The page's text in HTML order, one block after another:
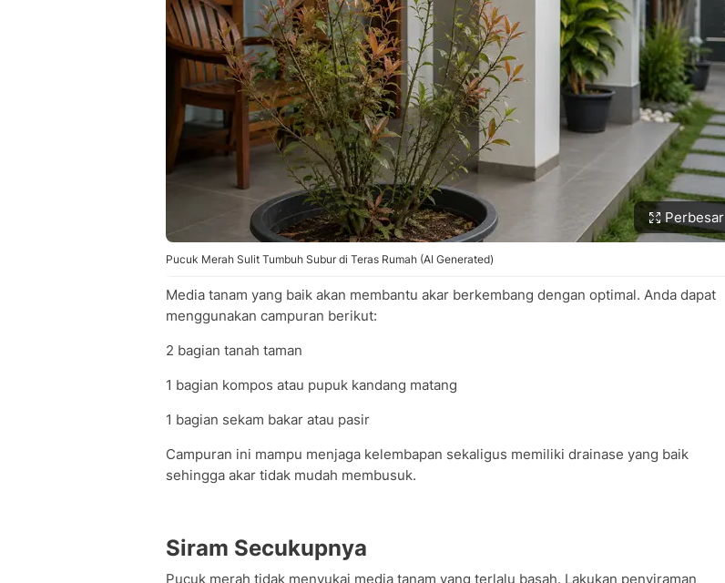
Perbesar
Pucuk Merah Sulit Tumbuh Subur di Teras Rumah (AI Generated)
Media tanam yang baik akan membantu akar berkembang dengan optimal. Anda dapat
menggunakan campuran berikut:
2 bagian tanah taman
1 bagian kompos atau pupuk kandang matang
1 bagian sekam bakar atau pasir
Campuran ini mampu menjaga kelembapan sekaligus memiliki drainase yang baik
sehingga akar tidak mudah membusuk.
Siram Secukupnya
Pucuk merah tidak menyukai media tanam yang terlalu basah. Lakukan penyiraman